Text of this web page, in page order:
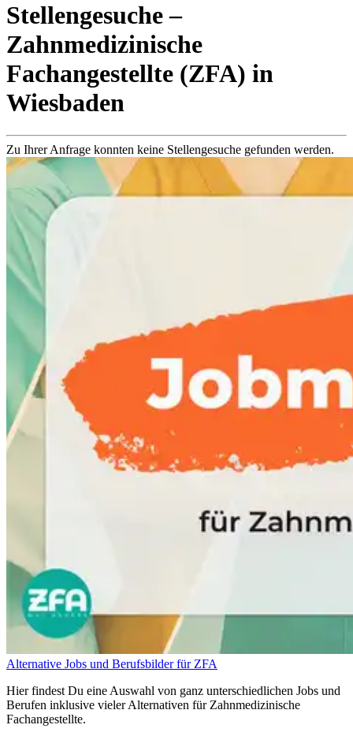
Stellengesuche–
Zahnmedizinische
Fachangestellte (ZFA) in
Wiesbaden
Zu Ihrer Anfrage konnten keine Stellengesuche gefunden werden.
Alternative Jobs und Berufsbilder für ZFA
Hier findest Du eine Auswahl von ganz unterschiedlichen Jobs und
Berufen inklusive vieler Alternativen für Zahnmedizinische
Fachangestellte.